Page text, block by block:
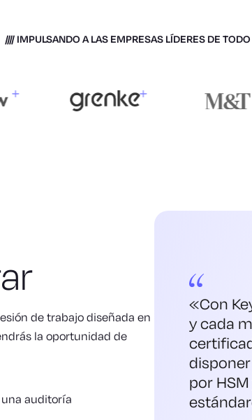
IMPULSANDO A LAS EMPRESAS LÍDERES DE
de trabajo diseñada en
la oportunidad de
auditoría
«Con
y cada
por